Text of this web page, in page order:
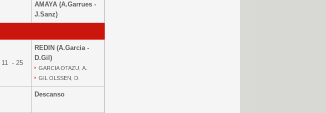
AMAYA (A.Garrues -
J.Sanz)
11 - 25
REDIN (A.Garcia -
D.Gil)
GARCIA OTAZU, A.
GIL OLSSEN, D.
Descanso